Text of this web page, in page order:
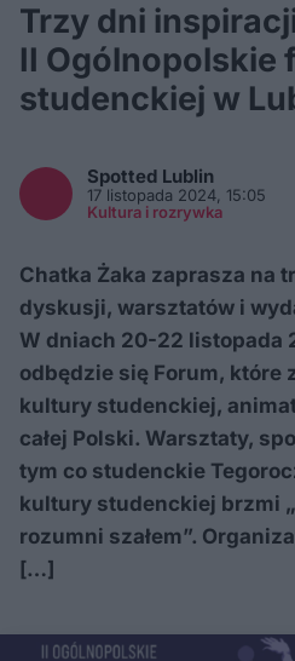
Trzy dni
II Ogólnopolskie
studenckiej w
Spotted Lublin
17 listopada 2024, 15:05
Kultura i rozrywka
Chatka Żaka zaprasza na
dyskusji, warsztatów i
W dniach 20-22 listopada
odbędzie się Forum, które
kultury studenckiej,
całej Polski. Warsztaty,
tym co studenckie
kultury studenckiej brzmi
rozumni szałem”.
[…]